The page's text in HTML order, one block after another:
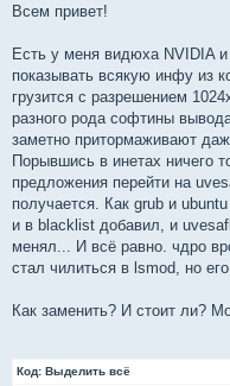
о
е
и
е
Всем привет!
Есть у меня видюха NVIDIA
показывать всякую инфу из
грузится с разрешением
разного рода софтины
заметно притормаживают
Порывшись в инетах ничего
предложения перейти на
получается. Как grub и
и в blacklist добавил, и
менял... И всё равно. чдро
стал чилиться в lsmod, но
Как заменить? И стоит ли?
Код: Выделить всё